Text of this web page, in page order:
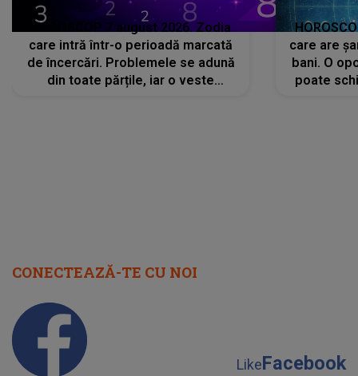
HOROSCOP 7 august 2026. Zodia
care intră într-o perioadă marcată
de încercări. Problemele se adună
din toate părțile, iar o veste
care are
bani. O
poate
CONECTEAZĂ-TE CU NOI
LikeFacebook